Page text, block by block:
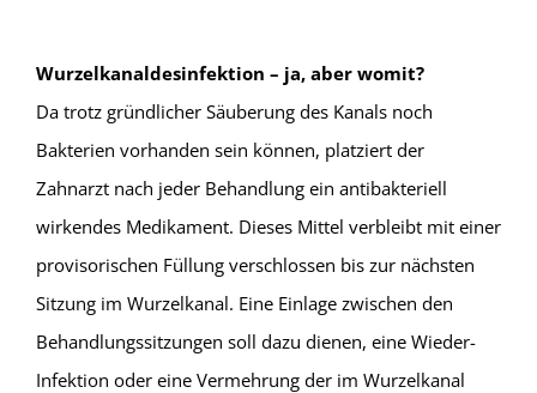
Wurzelkanaldesinfektion – ja, aber womit?
Da trotz gründlicher Säuberung des Kanals noch
Bakterien vorhanden sein können, platziert der
Zahnarzt nach jeder Behandlung ein antibakteriell
wirkendes Medikament. Dieses Mittel verbleibt mit einer
provisorischen Füllung verschlossen bis zur nächsten
Sitzung im Wurzelkanal. Eine Einlage zwischen den
Behandlungssitzungen soll dazu dienen, eine Wieder-
Infektion oder eine Vermehrung der im Wurzelkanal